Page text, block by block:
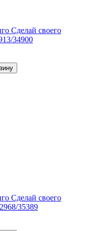
Сделай своего
34900
Сделай своего
35389